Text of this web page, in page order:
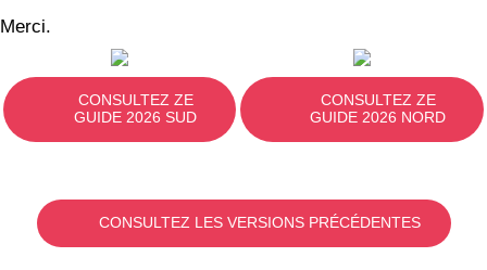
Merci.
CONSULTEZ ZE
GUIDE 2026 SUD
CONSULTEZ ZE
GUIDE 2026 NORD
CONSULTEZ LES VERSIONS PRÉCÉDENTES